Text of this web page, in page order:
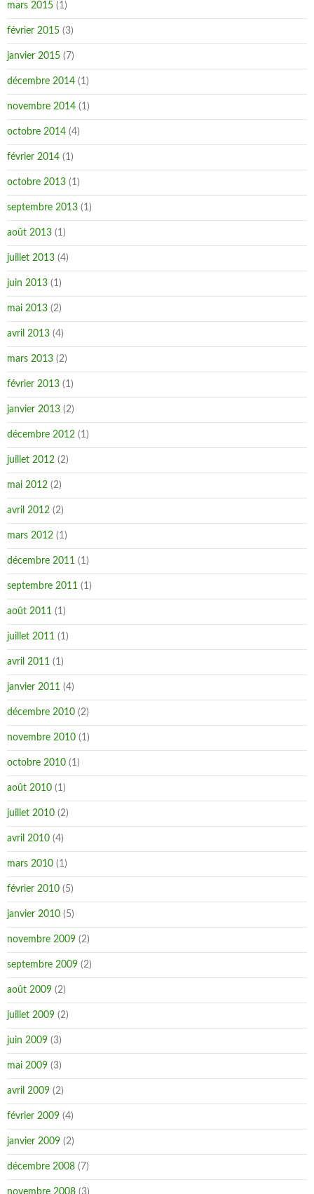
mars 2015 (1)
février 2015 (3)
janvier 2015 (7)
décembre 2014 (1)
novembre 2014 (1)
octobre 2014 (4)
février 2014 (1)
octobre 2013 (1)
septembre 2013 (1)
août 2013 (1)
juillet 2013 (4)
juin 2013 (1)
mai 2013 (2)
avril 2013 (4)
mars 2013 (2)
février 2013 (1)
janvier 2013 (2)
décembre 2012 (1)
juillet 2012 (2)
mai 2012 (2)
avril 2012 (2)
mars 2012 (1)
décembre 2011 (1)
septembre 2011 (1)
août 2011 (1)
juillet 2011 (1)
avril 2011 (1)
janvier 2011 (4)
décembre 2010 (2)
novembre 2010 (1)
octobre 2010 (1)
août 2010 (1)
juillet 2010 (2)
avril 2010 (4)
mars 2010 (1)
février 2010 (5)
janvier 2010 (5)
novembre 2009 (2)
septembre 2009 (2)
août 2009 (2)
juillet 2009 (2)
juin 2009 (3)
mai 2009 (3)
avril 2009 (2)
février 2009 (4)
janvier 2009 (2)
décembre 2008 (7)
novembre 2008 (3)